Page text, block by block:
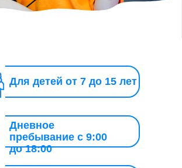
026
Для детей от 7 до 15 лет
Дневное
пребывание с 9:00
до 18:00